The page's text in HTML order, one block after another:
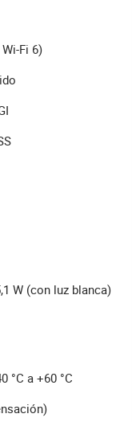
Fi 6)
W (con luz blanca)
°C a +60 °C